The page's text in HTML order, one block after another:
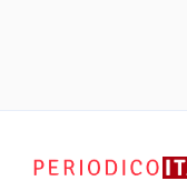
contenuto